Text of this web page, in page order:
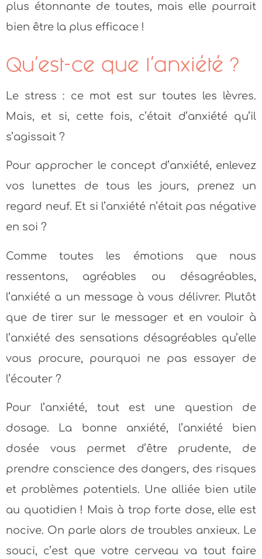
plus étonnante de toutes, mais elle pourrait
bien être la plus efficace !
Qu’est-ce que l’anxiété ?
Le stress : ce mot est sur toutes les lèvres.
Mais, et si, cette fois, c’était d’anxiété qu’il
s’agissait ?
Pour approcher le concept d’anxiété, enlevez
vos lunettes de tous les jours, prenez un
regard neuf. Et si l’anxiété n’était pas négative
en soi ?
Comme toutes les émotions que nous
ressentons, agréables ou désagréables,
l’anxiété a un message à vous délivrer. Plutôt
que de tirer sur le messager et en vouloir à
l’anxiété des sensations désagréables qu’elle
vous procure, pourquoi ne pas essayer de
l’écouter ?
Pour l’anxiété, tout est une question de
dosage. La bonne anxiété, l’anxiété bien
dosée vous permet d’être prudente, de
prendre conscience des dangers, des risques
et problèmes potentiels. Une alliée bien utile
au quotidien ! Mais à trop forte dose, elle est
nocive. On parle alors de troubles anxieux. Le
souci, c’est que votre cerveau va tout faire